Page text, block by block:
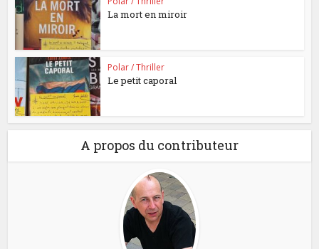
La mort en miroir
Polar / Thriller
Le petit caporal
A propos du contributeur